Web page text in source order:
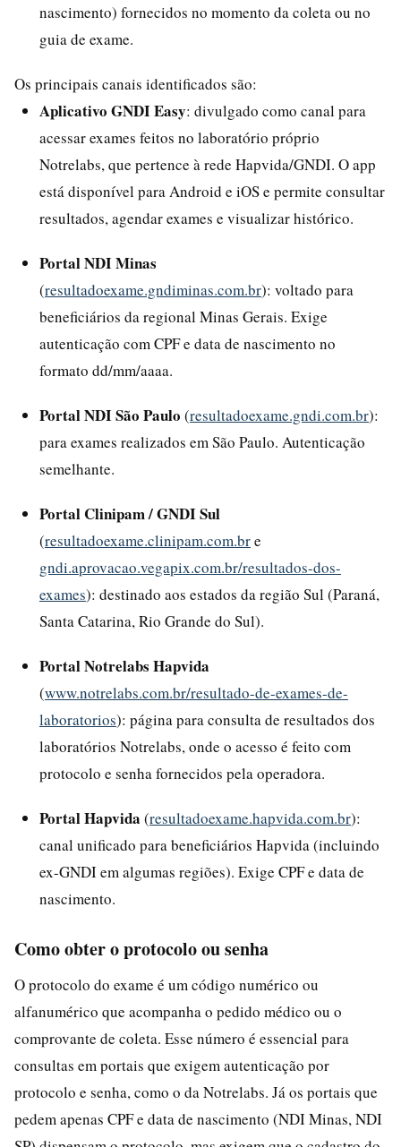
nascimento) fornecidos no momento da coleta ou no
guia de exame.
Os principais canais identificados são:
Aplicativo GNDI Easy: divulgado como canal para
acessar exames feitos no laboratório próprio
Notrelabs, que pertence à rede Hapvida/GNDI. O app
está disponível para Android e iOS e permite consultar
resultados, agendar exames e visualizar histórico.
Portal NDI Minas
(resultadoexame.gndiminas.com.br): voltado para
beneficiários da regional Minas Gerais. Exige
autenticação com CPF e data de nascimento no
formato dd/mm/aaaa.
Portal NDI São Paulo (resultadoexame.gndi.com.br):
para exames realizados em São Paulo. Autenticação
semelhante.
Portal Clinipam / GNDI Sul
(resultadoexame.clinipam.com.bre
gndi.aprovacao.vegapix.com.br/resultados-dos-
exames): destinado aos estados da região Sul (Paraná,
Santa Catarina, Rio Grande do Sul).
Portal Notrelabs Hapvida
(www.notrelabs.com.br/resultado-de-exames-de-
laboratorios): página para consulta de resultados dos
laboratórios Notrelabs, onde o acesso é feito com
protocolo e senha fornecidos pela operadora.
Portal Hapvida (resultadoexame.hapvida.com.br):
canal unificado para beneficiários Hapvida (incluindo
ex-GNDI em algumas regiões). Exige CPF e data de
nascimento.
Como obter o protocolo ou senha
O protocolo do exame é um código numérico ou
alfanumérico que acompanha o pedido médico ou o
comprovante de coleta. Esse número é essencial para
consultas em portais que exigem autenticação por
protocolo e senha, como o da Notrelabs. Já os portais que
pedem apenas CPF e data de nascimento (NDI Minas, NDI